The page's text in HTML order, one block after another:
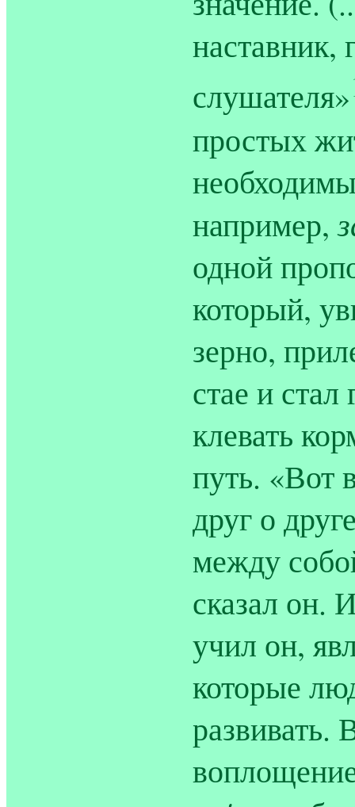
наставник,
слушателя»
простых
например,
одной
который,
зерно,
стае и
клевать
путь. «Вот
друг о
между
сказал он.
учил он,
которые